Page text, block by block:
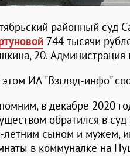
районный суд
744 тысячи
20.
ИА "Взгляд-инфо"
в декабре 2020
обратился в
летним сыном и мужем,
в коммуналке на